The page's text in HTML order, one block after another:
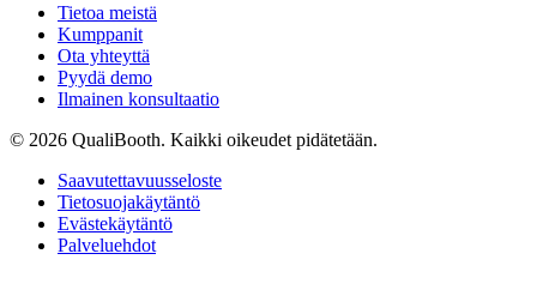
Tietoa meistä
Kumppanit
Ota yhteyttä
Pyydä demo
Ilmainen konsultaatio
© 2026 QualiBooth. Kaikki oikeudet pidätetään.
Saavutettavuusseloste
Tietosuojakäytäntö
Evästekäytäntö
Palveluehdot